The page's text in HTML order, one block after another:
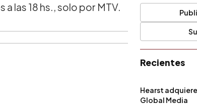
las 18 hs., solo por MTV.
Recientes
Hearst
Global Media